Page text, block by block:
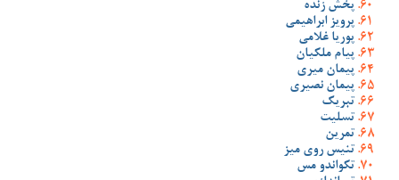
پخش زنده
پرویز ابراهیمی
پوریا غلامی
پیام ملکیان
پیمان میری
پیمان نصیری
تبریک
تسلیت
تمرین
تنیس روی میز
تکواندو مس